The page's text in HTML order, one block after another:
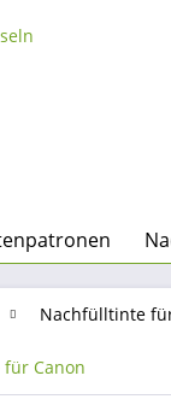
Nachfülltinte
für Canon